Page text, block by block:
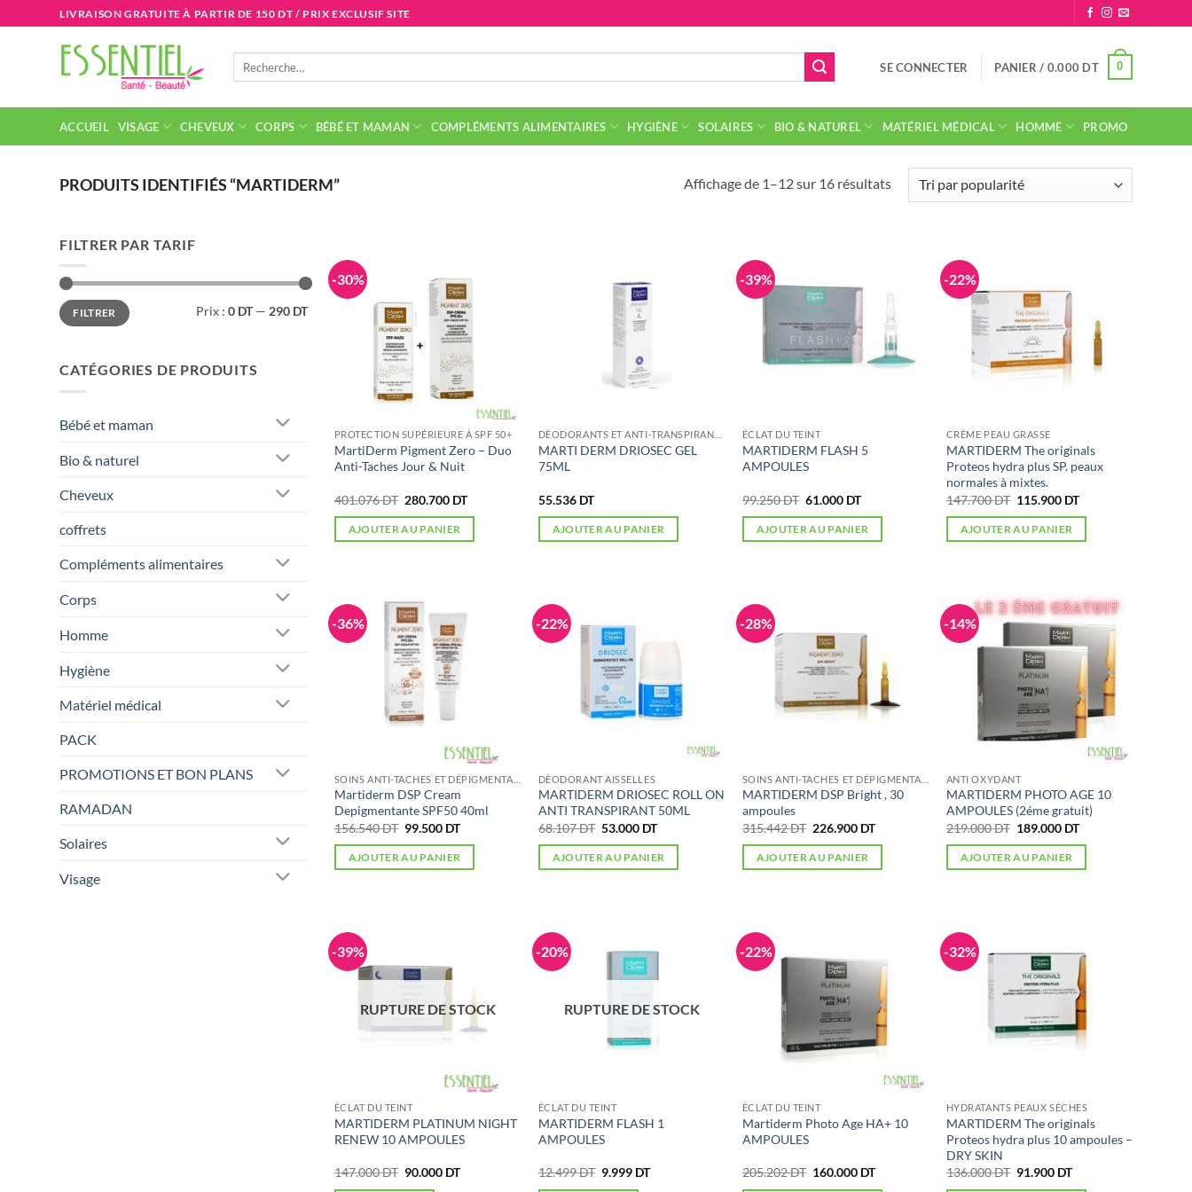
au
LIVRAISON GRATUITE À PARTIR DE 150 DT / PRIX EXCLUSIF SITE
SE CONNECTER PANIER / 0.000 DT 0
ACCUEIL VISAGE CHEVEUX CORPS BÉBÉ ET MAMAN COMPLÉMENTS ALIMENTAIRES HYGIÈNE SOLAIRES BIO & NATUREL MATÉRIEL MÉDICAL HOMME PROMO
PRODUITS IDENTIFIÉS “MARTIDERM” Affichage de 1–12 sur 16 résultatsTrié
par
FILTRER PAR TARIF
Prix
min
Prix
maxFILTRER Prix : 0 DT— 290 DT
CATÉGORIES DE PRODUITS
Bébé et maman
Bio & naturel
Cheveux
coffrets
Compléments alimentaires
Corps
Homme
Hygiène
Matériel médical
PACK
PROMOTIONS ET BON PLANS
RAMADAN
Solaires
Visage
-30%
PROTECTION SUPÉRIEURE À SPF 50+
MartiDerm Pigment Zero – Duo
Anti-Taches Jour & Nuit
401.076DT Le
initial
était :
280.700 DTLe
AJOUTER AU PANIER
MARTI DERM DRIOSEC GEL
75ML
55.536 DT
AJOUTER AU PANIER
-39%
ÉCLAT DU TEINT
MARTIDERM FLASH 5
AMPOULES
99.250DT Le
initial
était :
61.000 DTLe
actuel
est :
AJOUTER AU PANIER
-22%
CRÈME PEAU GRASSE
MARTIDERM The originals
Proteos hydra plus SP. peaux
normales à mixtes.
147.700DT Le
initial
était :
115.900 DTLe
AJOUTER AU PANIER
-36%
Martiderm DSP Cream
Depigmentante SPF50 40ml
156.540DT Le
initial
était :
99.500 DTLe
est :
AJOUTER AU PANIER
-22%
DÉODORANT AISSELLES
MARTIDERM DRIOSEC ROLL ON
ANTI TRANSPIRANT 50ML
68.107DT Le
initial
était :
53.000 DTLe
actuel
est :
AJOUTER AU PANIER
-28%
MARTIDERM DSP Bright , 30
ampoules
315.442DT Le
initial
était :
226.900 DTLe
AJOUTER AU PANIER
-14%
ANTI OXYDANT
MARTIDERM PHOTO AGE 10
AMPOULES (2éme gratuit)
219.000DT Le
initial
était :
189.000 DTLe
AJOUTER AU PANIER
-39%
RUPTURE DE STOCK
ÉCLAT DU TEINT
MARTIDERM PLATINUM NIGHT
RENEW 10 AMPOULES
147.000DT Le
90.000 DTLe
-20%
RUPTURE DE STOCK
ÉCLAT DU TEINT
MARTIDERM FLASH 1
AMPOULES
12.499DT Le
9.999 DTLe
-22%
ÉCLAT DU TEINT
Martiderm Photo Age HA+ 10
AMPOULES
205.202DT Le
160.000 DTLe
-32%
HYDRATANTS PEAUX SÈCHES
MARTIDERM The originals
Proteos hydra plus 10 ampoules –
DRY SKIN
136.000DT Le
91.900 DTLe